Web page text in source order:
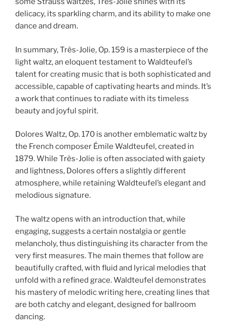
delicacy, its sparkling charm, and its ability to make one
dance and dream.
In summary, Très-Jolie, Op. 159 is a masterpiece of the
light waltz, an eloquent testament to Waldteufel’s
talent for creating music that is both sophisticated and
accessible, capable of captivating hearts and minds. It’s
a work that continues to radiate with its timeless
beauty and joyful spirit.
Dolores Waltz, Op. 170 is another emblematic waltz by
the French composer Émile Waldteufel, created in
1879. While Très-Jolie is often associated with gaiety
and lightness, Dolores offers a slightly different
atmosphere, while retaining Waldteufel’s elegant and
melodious signature.
The waltz opens with an introduction that, while
engaging, suggests a certain nostalgia or gentle
melancholy, thus distinguishing its character from the
very first measures. The main themes that follow are
beautifully crafted, with fluid and lyrical melodies that
unfold with a refined grace. Waldteufel demonstrates
his mastery of melodic writing here, creating lines that
are both catchy and elegant, designed for ballroom
dancing.